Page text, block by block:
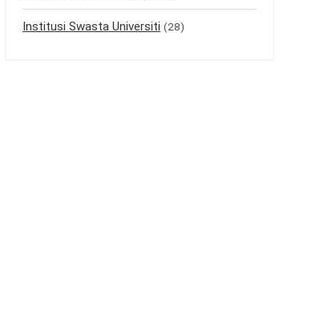
Institusi Swasta Universiti (28)